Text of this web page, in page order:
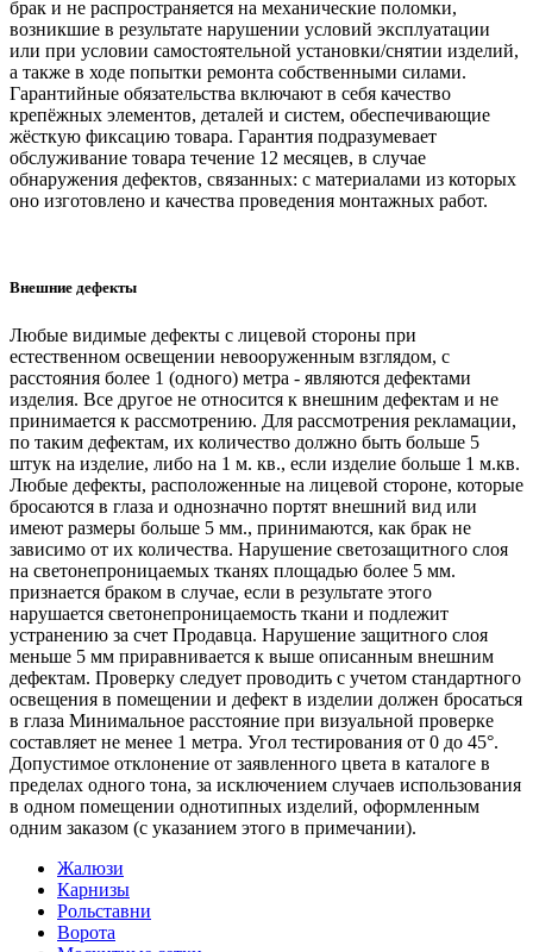
брак и не распространяется на механические поломки,
возникшие в результате нарушении условий эксплуатации
или при условии самостоятельной установки/снятии изделий,
а также в ходе попытки ремонта собственными силами.
Гарантийные обязательства включают в себя качество
крепёжных элементов, деталей и систем, обеспечивающие
жёсткую фиксацию товара. Гарантия подразумевает
обслуживание товара течение 12 месяцев, в случае
обнаружения дефектов, связанных: с материалами из которых
оно изготовлено и качества проведения монтажных работ.
Внешние дефекты
Любые видимые дефекты с лицевой стороны при
естественном освещении невооруженным взглядом, с
расстояния более 1 (одного) метра - являются дефектами
изделия. Все другое не относится к внешним дефектам и не
принимается к рассмотрению. Для рассмотрения рекламации,
по таким дефектам, их количество должно быть больше 5
штук на изделие, либо на 1 м. кв., если изделие больше 1 м.кв.
Любые дефекты, расположенные на лицевой стороне, которые
бросаются в глаза и однозначно портят внешний вид или
имеют размеры больше 5 мм., принимаются, как брак не
зависимо от их количества. Нарушение светозащитного слоя
на светонепроницаемых тканях площадью более 5 мм.
признается браком в случае, если в результате этого
нарушается светонепроницаемость ткани и подлежит
устранению за счет Продавца. Нарушение защитного слоя
меньше 5 мм приравнивается к выше описанным внешним
дефектам. Проверку следует проводить с учетом стандартного
освещения в помещении и дефект в изделии должен бросаться
в глаза Минимальное расстояние при визуальной проверке
составляет не менее 1 метра. Угол тестирования от 0 до 45°.
Допустимое отклонение от заявленного цвета в каталоге в
пределах одного тона, за исключением случаев использования
в одном помещении однотипных изделий, оформленным
одним заказом (с указанием этого в примечании).
Жалюзи
Карнизы
Рольставни
Ворота